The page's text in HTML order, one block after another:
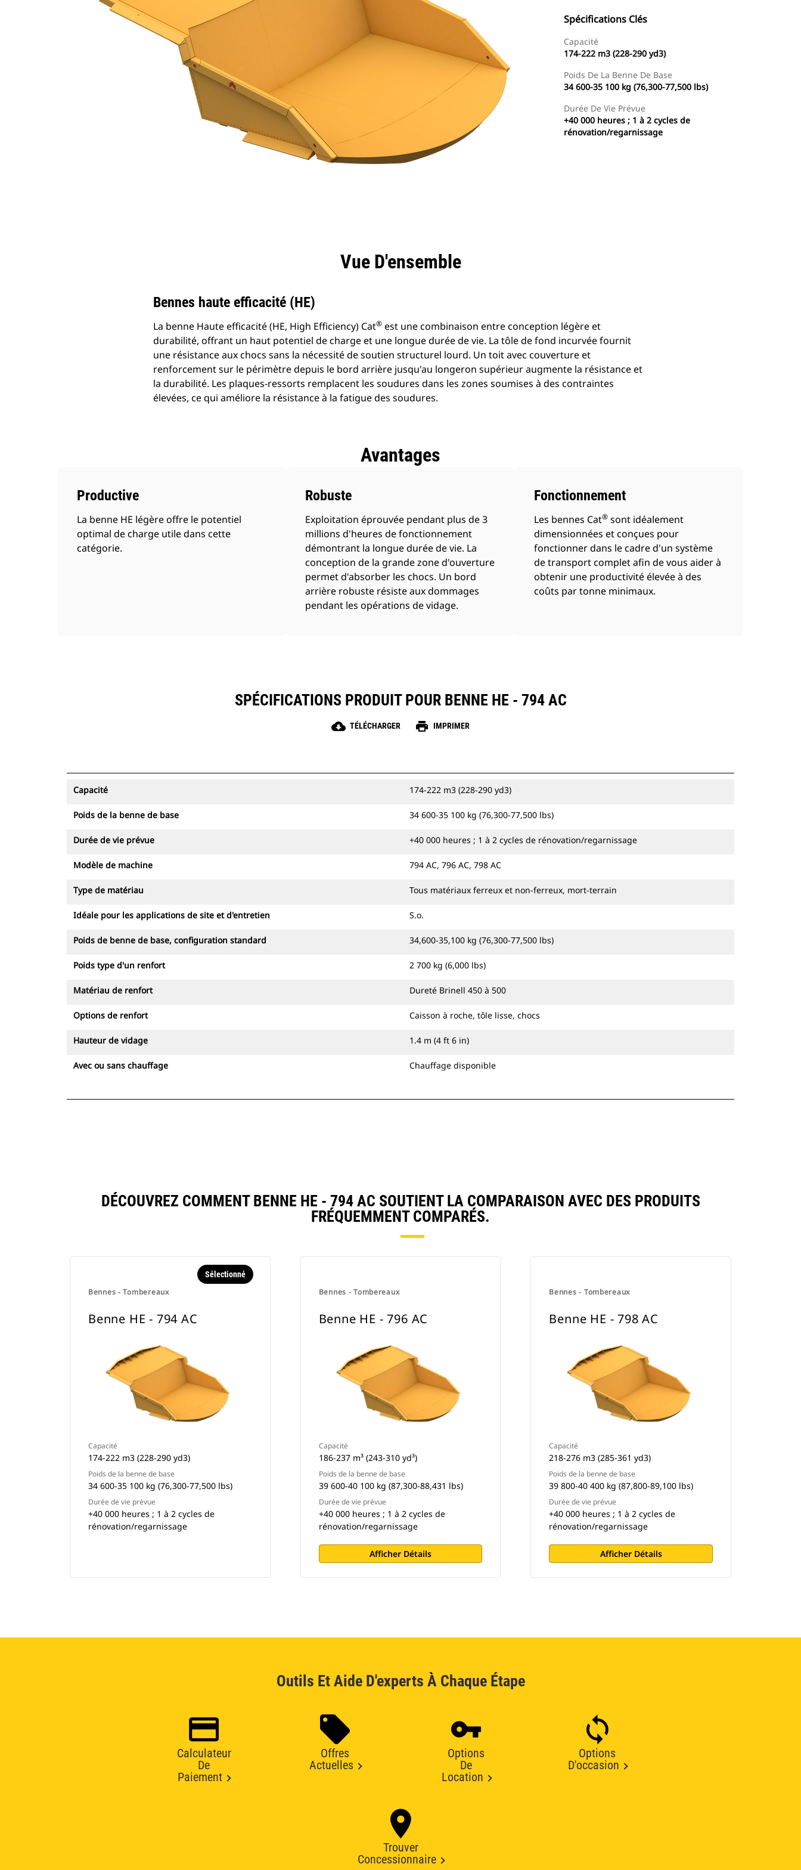
Spécifications Clés
Capacité
174-222 m3 (228-290 yd3)
Poids De La Benne De Base
34 600-35 100 kg (76,300-77,500 lbs)
Durée De Vie Prévue
+40 000 heures ; 1 à 2 cycles de
rénovation/regarnissage
Vue D'ensemble
Bennes haute efficacité (HE)
La benne Haute efficacité (HE, High Efficiency) Cat® est une combinaison entre conception légère et
durabilité, offrant un haut potentiel de charge et une longue durée de vie. La tôle de fond incurvée fournit
une résistance aux chocs sans la nécessité de soutien structurel lourd. Un toit avec couverture et
renforcement sur le périmètre depuis le bord arrière jusqu'au longeron supérieur augmente la résistance et
la durabilité. Les plaques-ressorts remplacent les soudures dans les zones soumises à des contraintes
élevées, ce qui améliore la résistance à la fatigue des soudures.
Avantages
Productive
La benne HE légère offre le potentiel
optimal de charge utile dans cette
catégorie.
Robuste
Exploitation éprouvée pendant plus de 3
millions d'heures de fonctionnement
démontrant la longue durée de vie. La
conception de la grande zone d'ouverture
permet d'absorber les chocs. Un bord
arrière robuste résiste aux dommages
pendant les opérations de vidage.
Fonctionnement
Les bennes Cat®sont idéalement
dimensionnées et conçues pour
fonctionner dans le cadre d'un système
de transport complet afin de vous aider à
obtenir une productivité élevée à des
coûts par tonne minimaux.
SPÉCIFICATIONS PRODUIT POUR BENNE HE - 794 AC
cloud_download TÉLÉCHARGER print IMPRIMER
Capacité 174-222 m3 (228-290 yd3)
Poids de la benne de base 34 600-35 100 kg (76,300-77,500 lbs)
Durée de vie prévue +40 000 heures ; 1 à 2 cycles de rénovation/regarnissage
Modèle de machine 794 AC, 796 AC, 798 AC
Type de matériau Tous matériaux ferreux et non-ferreux, mort-terrain
Idéale pour les applications de site et d'entretien S.o.
Poids de benne de base, configuration standard 34,600-35,100 kg (76,300-77,500 lbs)
Poids type d'un renfort 2 700 kg (6,000 lbs)
Matériau de renfort Dureté Brinell 450 à 500
Options de renfort Caisson à roche, tôle lisse, chocs
Hauteur de vidage 1.4 m (4 ft 6 in)
Avec ou sans chauffage Chauffage disponible
DÉCOUVREZ COMMENT BENNE HE - 794 AC SOUTIENT LA COMPARAISON AVEC DES PRODUITS
FRÉQUEMMENT COMPARÉS.
Bennes - Tombereaux
Sélectionné
Benne HE - 794 AC
Capacité
174-222 m3 (228-290 yd3)
Poids de la benne de base
34 600-35 100 kg (76,300-77,500 lbs)
Durée de vie prévue
+40 000 heures ; 1 à 2 cycles de
rénovation/regarnissage
Bennes - Tombereaux
Benne HE - 796 AC
Capacité
186-237 m³ (243-310 yd³)
Poids de la benne de base
39 600-40 100 kg (87,300-88,431 lbs)
Durée de vie prévue
+40 000 heures ; 1 à 2 cycles de
rénovation/regarnissage
Afficher Détails
Bennes - Tombereaux
Benne HE - 798 AC
Capacité
218-276 m3 (285-361 yd3)
Poids de la benne de base
39 800-40 400 kg (87,800-89,100 lbs)
Durée de vie prévue
+40 000 heures ; 1 à 2 cycles de
rénovation/regarnissage
Afficher Détails
Outils Et Aide D'experts À Chaque Étape
Calculateur
De
Paiement
Offres
Actuelles
Options
De
Location
Options
D'occasion
Trouver
Concessionnaire